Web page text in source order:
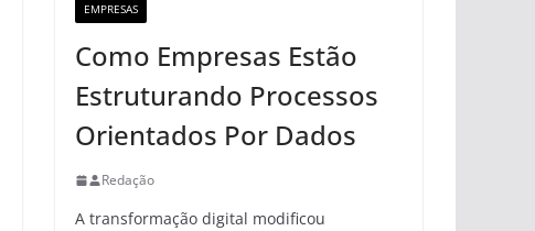
EMPRESAS
Como Empresas Estão
Estruturando Processos
Orientados Por Dados
Redação
A transformação digital modificou